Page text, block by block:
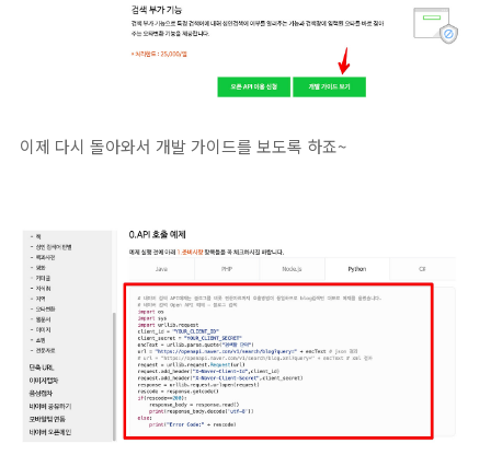
이제 다시 돌아와서 개발 가이드를 보도록 하죠~